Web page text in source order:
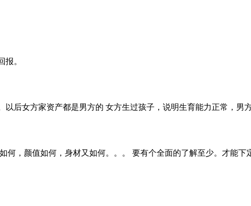
报。
以后女方家资产都是男方的 女方生过孩子，说明生育能力正常，男
何，颜值如何，身材又如何。。。 要有个全面的了解至少。才能